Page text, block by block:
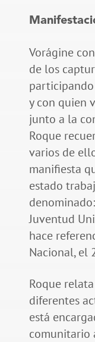
Vorágine
de los
y con quien
junto a la
Roque
varios de
manifiesta
estado
denominado:
Juventud
hace
Nacional, el
Roque
diferentes
está
comunitario